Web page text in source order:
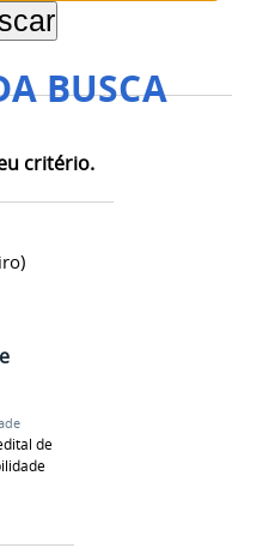
BUSCA
critério.
de